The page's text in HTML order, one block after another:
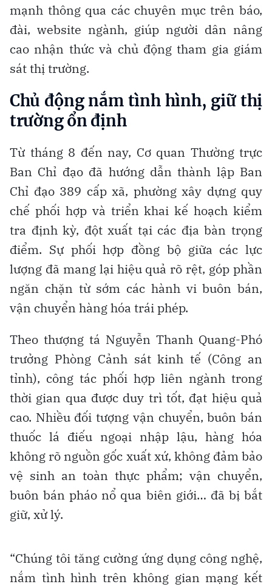
mạnh thông qua các chuyên mục trên báo,
đài, website ngành, giúp người dân nâng
cao nhận thức và chủ động tham gia giám
sát thị trường.
Chủ động nắm tình hình, giữ thị
trường ổn định
Từ tháng 8 đến nay, Cơ quan Thường trực
Ban Chỉ đạo đã hướng dẫn thành lập Ban
Chỉ đạo 389 cấp xã, phường xây dựng quy
chế phối hợp và triển khai kế hoạch kiểm
tra định kỳ, đột xuất tại các địa bàn trọng
điểm. Sự phối hợp đồng bộ giữa các lực
lượng đã mang lại hiệu quả rõ rệt, góp phần
ngăn chặn từ sớm các hành vi buôn bán,
vận chuyển hàng hóa trái phép.
Theo thượng tá Nguyễn Thanh Quang-Phó
trưởng Phòng Cảnh sát kinh tế (Công an
tỉnh), công tác phối hợp liên ngành trong
thời gian qua được duy trì tốt, đạt hiệu quả
cao. Nhiều đối tượng vận chuyển, buôn bán
thuốc lá điếu ngoại nhập lậu, hàng hóa
không rõ nguồn gốc xuất xứ, không đảm bảo
vệ sinh an toàn thực phẩm; vận chuyển,
buôn bán pháo nổ qua biên giới… đã bị bắt
giữ, xử lý.
“Chúng tôi tăng cường ứng dụng công nghệ,
nắm tình hình trên không gian mạng kết